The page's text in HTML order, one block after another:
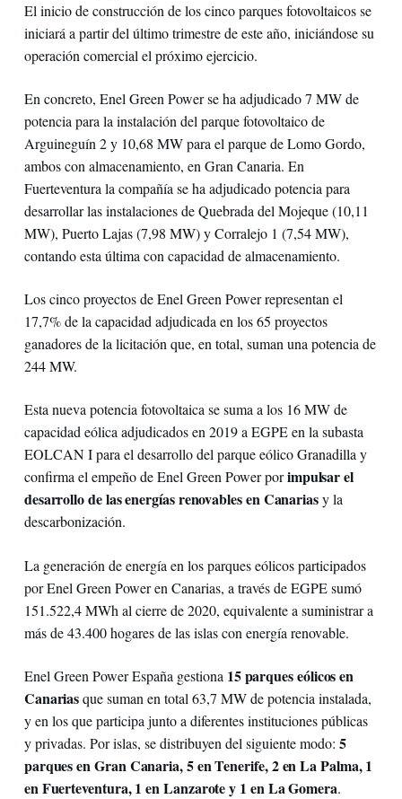
El inicio de construcción de los cinco parques fotovoltaicos se
iniciará a partir del último trimestre de este año, iniciándose su
operación comercial el próximo ejercicio.
En concreto, Enel Green Power se ha adjudicado 7 MW de
potencia para la instalación del parque fotovoltaico de
Arguineguín 2 y 10,68 MW para el parque de Lomo Gordo,
ambos con almacenamiento, en Gran Canaria. En
Fuerteventura la compañía se ha adjudicado potencia para
desarrollar las instalaciones de Quebrada del Mojeque (10,11
MW), Puerto Lajas (7,98 MW) y Corralejo 1 (7,54 MW),
contando esta última con capacidad de almacenamiento.
Los cinco proyectos de Enel Green Power representan el
17,7% de la capacidad adjudicada en los 65 proyectos
ganadores de la licitación que, en total, suman una potencia de
244 MW.
Esta nueva potencia fotovoltaica se suma a los 16 MW de
capacidad eólica adjudicados en 2019 a EGPE en la subasta
EOLCAN I para el desarrollo del parque eólico Granadilla y
confirma el empeño de Enel Green Power porimpulsar el
desarrollo de las energías renovables en Canariasy la
descarbonización.
La generación de energía en los parques eólicos participados
por Enel Green Power en Canarias, a través de EGPE sumó
151.522,4 MWh al cierre de 2020, equivalente a suministrar a
más de 43.400 hogares de las islas con energía renovable.
Enel Green Power España gestiona15 parques eólicos en
Canariasque suman en total 63,7 MW de potencia instalada,
y en los que participa junto a diferentes instituciones públicas
y privadas. Por islas, se distribuyen del siguiente modo: 5
parques en Gran Canaria, 5 en Tenerife, 2 en La Palma, 1
en Fuerteventura, 1 en Lanzarote y 1 en La Gomera.